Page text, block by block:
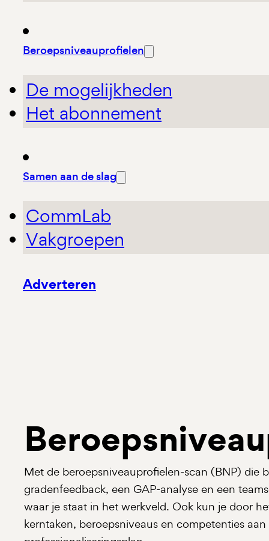
Beroepsniveauprofielen
De mogelijkheden
Het abonnement
Samen aan de slag
CommLab
Vakgroepen
Adverteren
Met de beroepsniveauprofielen-scan (BNP) die
gradenfeedback, een GAP-analyse en een
waar je staat in het werkveld. Ook kun je door
kerntaken, beroepsniveaus en competenties